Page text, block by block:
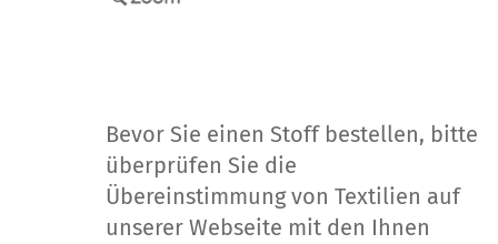
Bevor Sie einen Stoff bestellen, bitte
überprüfen Sie die
Übereinstimmung von Textilien auf
unserer Webseite mit den Ihnen